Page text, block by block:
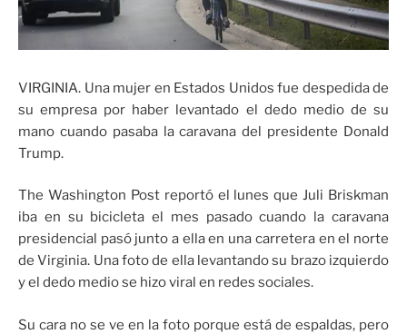
VIRGINIA. Una mujer en Estados Unidos fue despedida de
su empresa por haber levantado el dedo medio de su
mano cuando pasaba la caravana del presidente Donald
Trump.
The Washington Post reportó el lunes que Juli Briskman
iba en su bicicleta el mes pasado cuando la caravana
presidencial pasó junto a ella en una carretera en el norte
de Virginia. Una foto de ella levantando su brazo izquierdo
y el dedo medio se hizo viral en redes sociales.
Su cara no se ve en la foto porque está de espaldas, pero